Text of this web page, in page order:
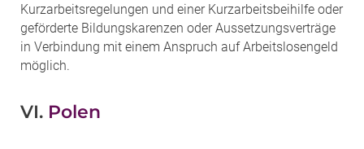
Kurzarbeitsregelungen und einer Kurzarbeitsbeihilfe oder
geförderte Bildungskarenzen oder Aussetzungsverträge
in Verbindung mit einem Anspruch auf Arbeitslosengeld
möglich.
VI. Polen